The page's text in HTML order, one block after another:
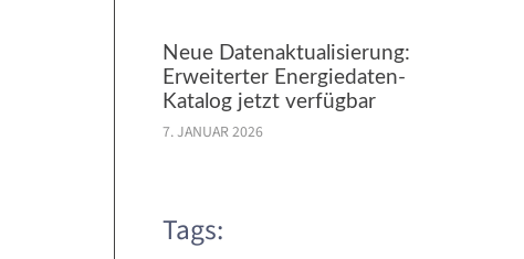
Neue Datenaktualisierung:
Erweiterter Energiedaten-
Katalog jetzt verfügbar
7. JANUAR 2026
Tags: